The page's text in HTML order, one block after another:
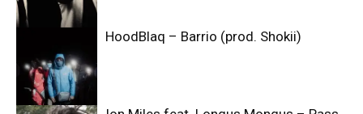
HoodBlaq – Barrio (prod. Shokii)